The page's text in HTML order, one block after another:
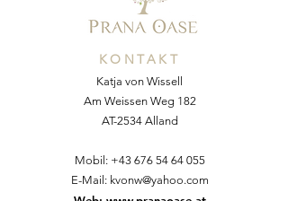
KONTAKT
Katja von Wissell
Am Weissen Weg 182
AT-2534 Alland
Mobil: +43 676 54 64 055
E-Mail: kvonw@yahoo.com